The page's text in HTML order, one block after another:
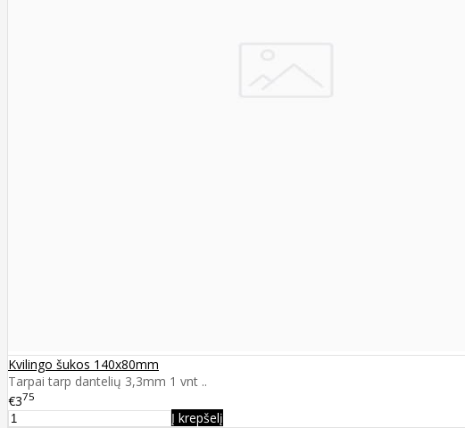
Kvilingo šukos 140x80mm
Tarpai tarp dantelių 3,3mm 1 vnt ..
€375
Į krepšelį